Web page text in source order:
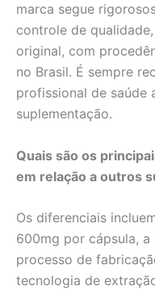
marca segue
controle de
original, com
no Brasil. É sempre
profissional de saúde
suplementação.
Quais são os
em relação a outros
Os diferenciais
600mg por cápsula,
processo de
tecnologia de